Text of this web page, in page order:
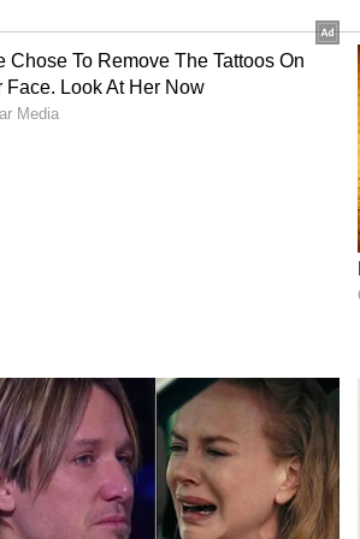
(லக்ன வீட்டிற்கு) வருகிறார்.
ஆரம்பமாகிறது என்றே
தகுதிக்கேற்ற நல்ல
சேமிப்பு அதிகரிக்கும்.